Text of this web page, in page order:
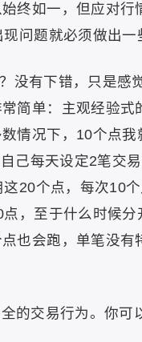
终如一，但应对
问题就必须做出一
没有下错，只是感
简单：主观经验
情况下，10个点我
己每天设定2笔交
20个点，每次10
，至于什么时候分
也会跑，单笔没
的交易行为。你